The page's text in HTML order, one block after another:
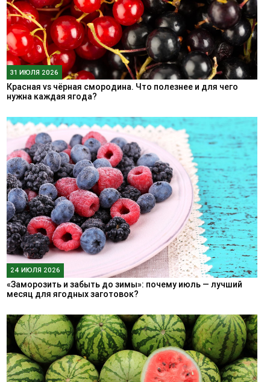
31 ИЮЛЯ 2026
Красная vs чёрная смородина. Что полезнее и для чего
нужна каждая ягода?
24 ИЮЛЯ 2026
«Заморозить и забыть до зимы»: почему июль — лучший
месяц для ягодных заготовок?